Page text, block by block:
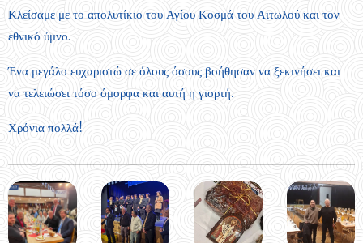
Κλείσαμε με το απολυτίκιο του Αγίου Κοσμά του Αιτωλού και τον
εθνικό ύμνο.
Ένα μεγάλο ευχαριστώ σε όλους όσους βοήθησαν να ξεκινήσει και
να τελειώσει τόσο όμορφα και αυτή η γιορτή.
Χρόνια πολλά!